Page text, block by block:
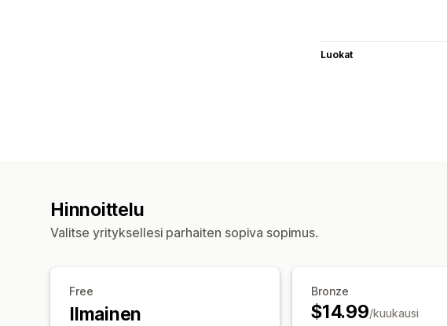
Luokat
Hinnoittelu
Valitse yrityksellesi parhaiten sopiva sopimus.
Free
Ilmainen
Bronze
$14.99/kuukausi